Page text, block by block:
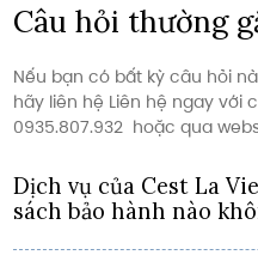
Câu hỏi thường
Nếu bạn có bất kỳ câu hỏi
hãy liên hệ Liên hệ ngay với
0935.807.932 hoặc qua
Dịch vụ của Cest La
sách bảo hành nào